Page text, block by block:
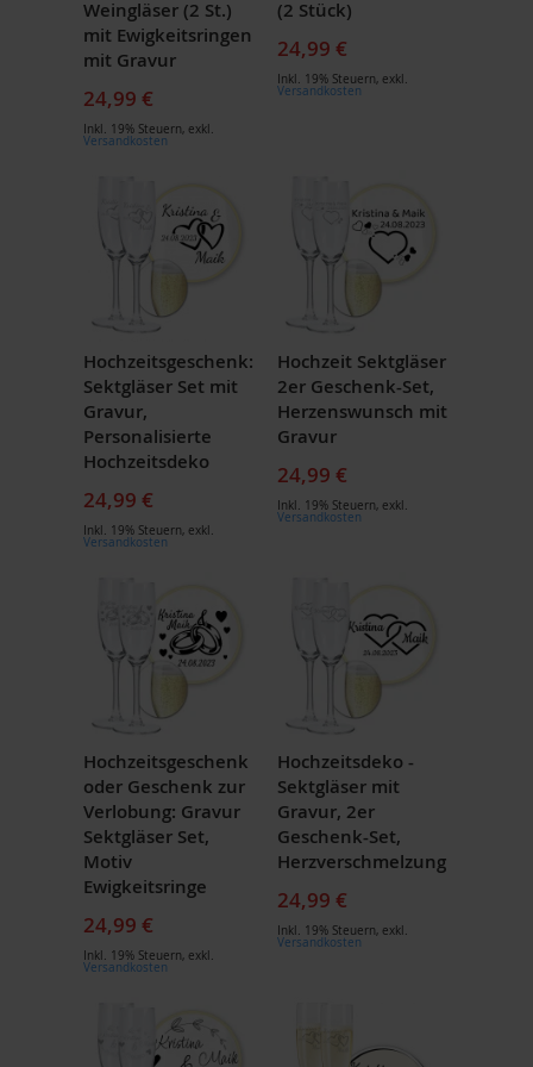
Weingläser (2 St.)
mit Ewigkeitsringen
mit Gravur
24,99 €
Inkl. 19% Steuern, exkl.
Versandkosten
(2 Stück)
24,99 €
Inkl. 19% Steuern, exkl.
Versandkosten
Hochzeitsgeschenk:
Sektgläser Set mit
Gravur,
Personalisierte
Hochzeitsdeko
24,99 €
Inkl. 19% Steuern, exkl.
Versandkosten
Hochzeit Sektgläser
2er Geschenk-Set,
Herzenswunsch mit
Gravur
24,99 €
Inkl. 19% Steuern, exkl.
Versandkosten
Hochzeitsgeschenk
oder Geschenk zur
Verlobung: Gravur
Sektgläser Set,
Motiv
Ewigkeitsringe
24,99 €
Inkl. 19% Steuern, exkl.
Versandkosten
Hochzeitsdeko -
Sektgläser mit
Gravur, 2er
Geschenk-Set,
Herzverschmelzung
24,99 €
Inkl. 19% Steuern, exkl.
Versandkosten